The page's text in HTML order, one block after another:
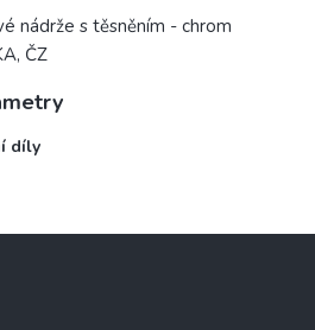
nádrže s těsněním - chrom
ČZ
díly